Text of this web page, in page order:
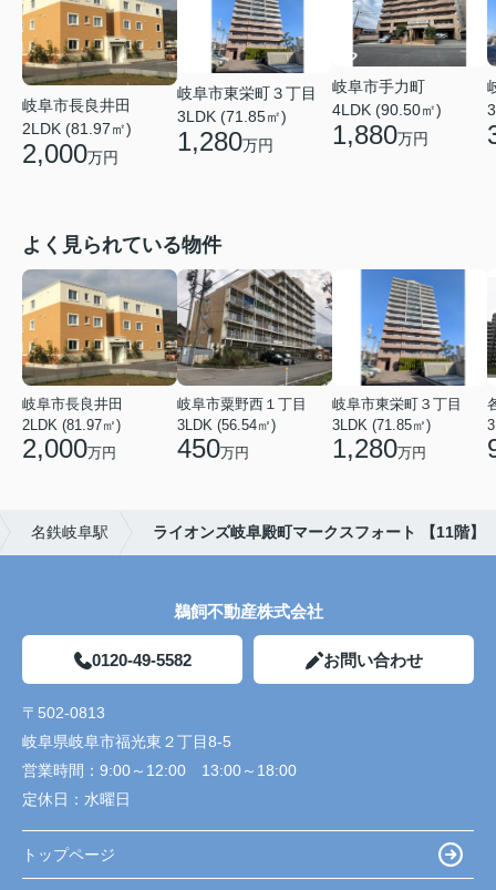
岐阜市長良井田
2LDK (81.97㎡)
2,000万円
岐阜市東栄町３丁目
3LDK (71.85㎡)
1,280万円
岐阜市手力町
4LDK (90.50㎡)
1,880万円
よく見られている物件
岐阜市長良井田
2LDK (81.97㎡)
2,000万円
岐阜市粟野西１丁目
3LDK (56.54㎡)
450万円
岐阜市東栄町３丁目
3LDK (71.85㎡)
1,280万円
名鉄岐阜駅 ライオンズ岐阜殿町マークスフォート 【11階】
鵜飼不動産株式会社
0120-49-5582 お問い合わせ
〒502-0813
岐阜県岐阜市福光東２丁目8-5
営業時間： 9:00～12:00 13:00～18:00
定休日： 水曜日
トップページ